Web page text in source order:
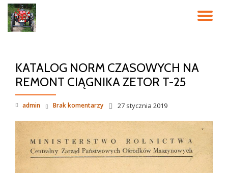
Przeskocz
KATALOG NORM CZASOWYCH NA
REMONT CIĄGNIKA ZETOR T-25
admin 27 stycznia 2019
Brak komentarzy